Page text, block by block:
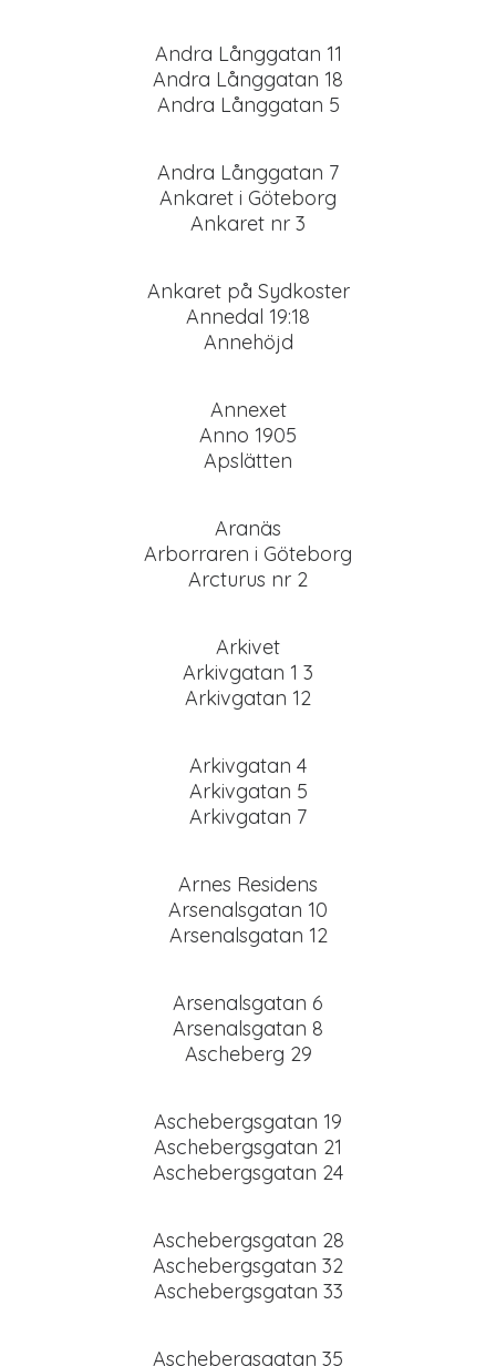
Andra Långgatan 11
Andra Långgatan 18
Andra Långgatan 5
Andra Långgatan 7
Ankaret i Göteborg
Ankaret nr 3
Ankaret på Sydkoster
Annedal 19:18
Annehöjd
Annexet
Anno 1905
Apslätten
Aranäs
Arborraren i Göteborg
Arcturus nr 2
Arkivet
Arkivgatan 1 3
Arkivgatan 12
Arkivgatan 4
Arkivgatan 5
Arkivgatan 7
Arnes Residens
Arsenalsgatan 10
Arsenalsgatan 12
Arsenalsgatan 6
Arsenalsgatan 8
Ascheberg 29
Aschebergsgatan 19
Aschebergsgatan 21
Aschebergsgatan 24
Aschebergsgatan 28
Aschebergsgatan 32
Aschebergsgatan 33
Aschebergsgatan 35